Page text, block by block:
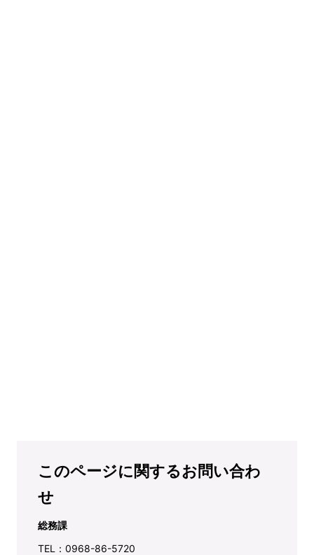
このページに関するお問い合わ
せ
総務課
TEL：0968-86-5720